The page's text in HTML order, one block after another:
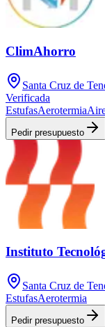
ClimAhorro
Santa Cruz de
Verificada
EstufasAerotermia
Pedir presupuesto
Instituto
Santa Cruz de
EstufasAerotermia
Pedir presupuesto